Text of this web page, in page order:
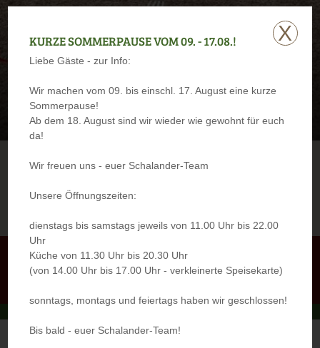
Tisch Speisekarte
Film ansehen
X
KURZE SOMMERPAUSE VOM 09. - 17.08.!
Liebe Gäste - zur Info:
Wir machen vom 09. bis einschl. 17. August eine kurze
Sommerpause!
Ab dem 18. August sind wir wieder wie gewohnt für euch
da!
Wir freuen uns - euer Schalander-Team
Unsere Öffnungszeiten:
dienstags bis samstags jeweils von 11.00 Uhr bis 22.00
Uhr
Küche von 11.30 Uhr bis 20.30 Uhr
(von 14.00 Uhr bis 17.00 Uhr - verkleinerte Speisekarte)
sonntags, montags und feiertags haben wir geschlossen!
Bis bald - euer Schalander-Team!